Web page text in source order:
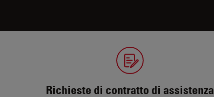
Richieste di contratto di assistenza